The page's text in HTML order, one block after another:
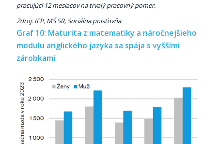
pracujúci 12 mesiacov na trvalý pracovný pomer.
Zdroj: IFP, MŠ SR, Sociálna poisťovňa
Graf 10: Maturita z matematiky a náročnejšieho
modulu anglického jazyka sa spája s vyššími
zárobkami